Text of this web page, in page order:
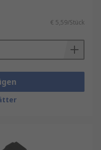
€ 5,59/Stück